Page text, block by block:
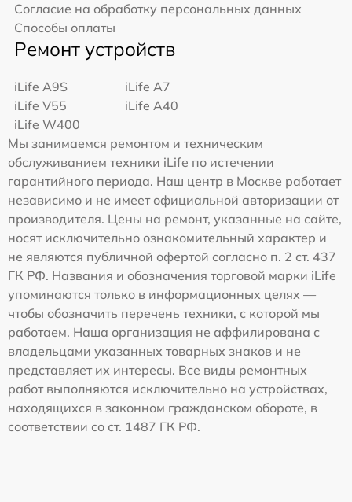
Согласие на обработку персональных данных
Способы оплаты
Ремонт устройств
iLife A9S
iLife A7
iLife V55
iLife A40
iLife W400
Мы занимаемся ремонтом и техническим
обслуживанием техники iLife по истечении
гарантийного периода. Наш центр в Москве работает
независимо и не имеет официальной авторизации от
производителя. Цены на ремонт, указанные на сайте,
носят исключительно ознакомительный характер и
не являются публичной офертой согласно п. 2 ст. 437
ГК РФ. Названия и обозначения торговой марки iLife
упоминаются только в информационных целях —
чтобы обозначить перечень техники, с которой мы
работаем. Наша организация не аффилирована с
владельцами указанных товарных знаков и не
представляет их интересы. Все виды ремонтных
работ выполняются исключительно на устройствах,
находящихся в законном гражданском обороте, в
соответствии со ст. 1487 ГК РФ.